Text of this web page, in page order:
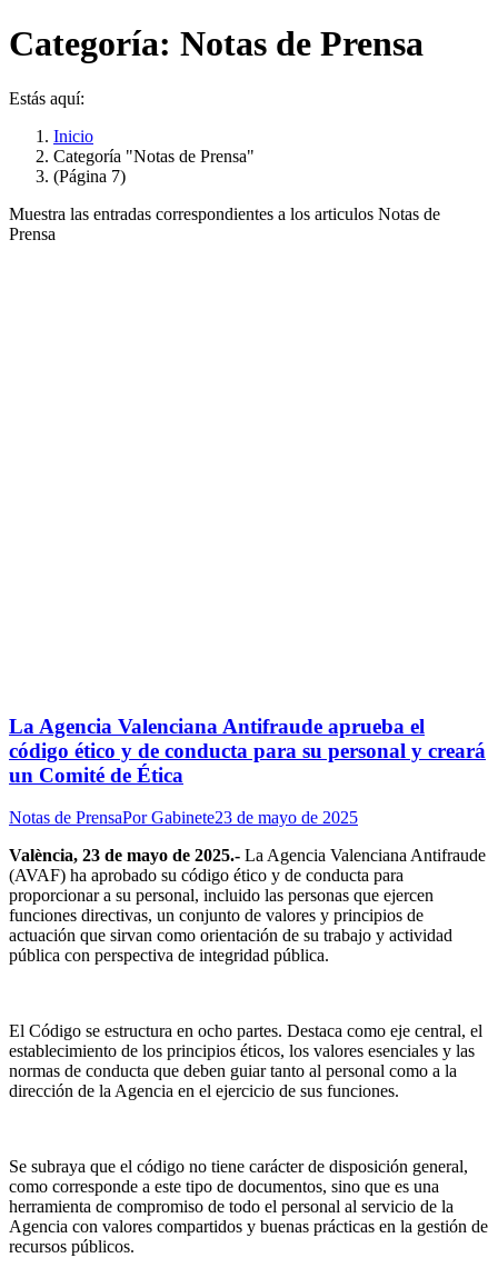
Categoría: Notas de Prensa
Estás aquí:
Inicio
Categoría "Notas de Prensa"
(Página 7)
Muestra las entradas correspondientes a los articulos Notas de
Prensa
La Agencia Valenciana Antifraude aprueba el
código ético y de conducta para su personal y creará
un Comité de Ética
Notas de PrensaPorGabinete23 de mayo de 2025
València, 23 de mayo de 2025.- La Agencia Valenciana Antifraude
(AVAF) ha aprobado su código ético y de conducta para
proporcionar a su personal, incluido las personas que ejercen
funciones directivas, un conjunto de valores y principios de
actuación que sirvan como orientación de su trabajo y actividad
pública con perspectiva de integridad pública.
El Código se estructura en ocho partes. Destaca como eje central, el
establecimiento de los principios éticos, los valores esenciales y las
normas de conducta que deben guiar tanto al personal como a la
dirección de la Agencia en el ejercicio de sus funciones.
Se subraya que el código no tiene carácter de disposición general,
como corresponde a este tipo de documentos, sino que es una
herramienta de compromiso de todo el personal al servicio de la
Agencia con valores compartidos y buenas prácticas en la gestión de
recursos públicos.